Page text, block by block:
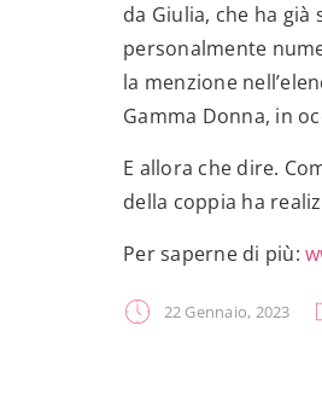
da Giulia, che ha
personalmente
la menzione
Gamma Donna, in
E allora che dire.
della coppia ha
Per saperne di più:
22 Gennaio, 2023